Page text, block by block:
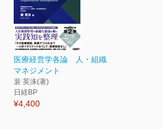
医療経営学各論 人・組織
マネジメント
裴 英洙(著)
日経BP
¥4,400